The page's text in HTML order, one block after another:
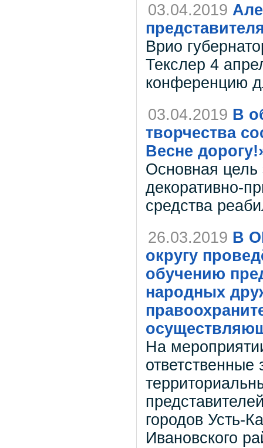
03.04.2019
Врио
Текслер 4
конференцию
03.04.2019 В
творчества
Весне
Основная цель
декоративно-
средства
26.03.2019 В
округу
обучению
народных
На
городов Усть-
Ивановского